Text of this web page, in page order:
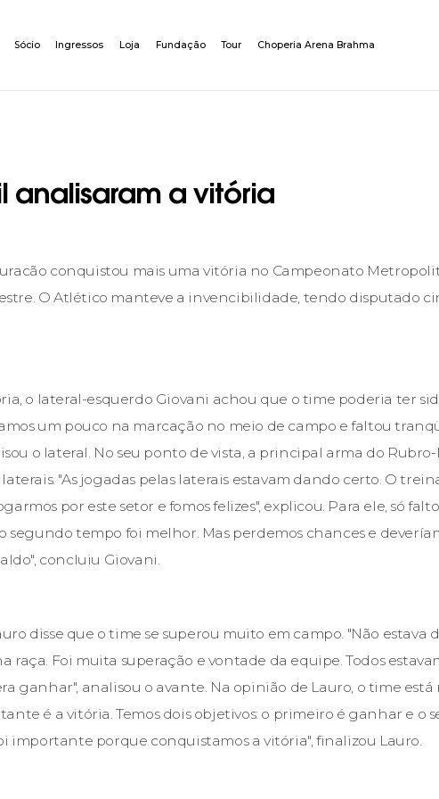
Sócio Ingressos Loja Fundação Tour Choperia Arena Brahma
analisaram a vitória
conquistou mais uma vitória no Campeonato
O Atlético manteve a invencibilidade, tendo disputado
o lateral-esquerdo Giovani achou que o time poderia ter
um pouco na marcação no meio de campo e faltou
o lateral. No seu ponto de vista, a principal arma do
"As jogadas pelas laterais estavam dando certo. O
por este setor e fomos felizes", explicou. Para ele, só
segundo tempo foi melhor. Mas perdemos chances e
concluiu Giovani.
disse que o time se superou muito em campo. "Não estava
raça. Foi muita superação e vontade da equipe. Todos
ganhar", analisou o avante. Na opinião de Lauro, o time
é a vitória. Temos dois objetivos: o primeiro é ganhar e o
importante porque conquistamos a vitória", finalizou Lauro.